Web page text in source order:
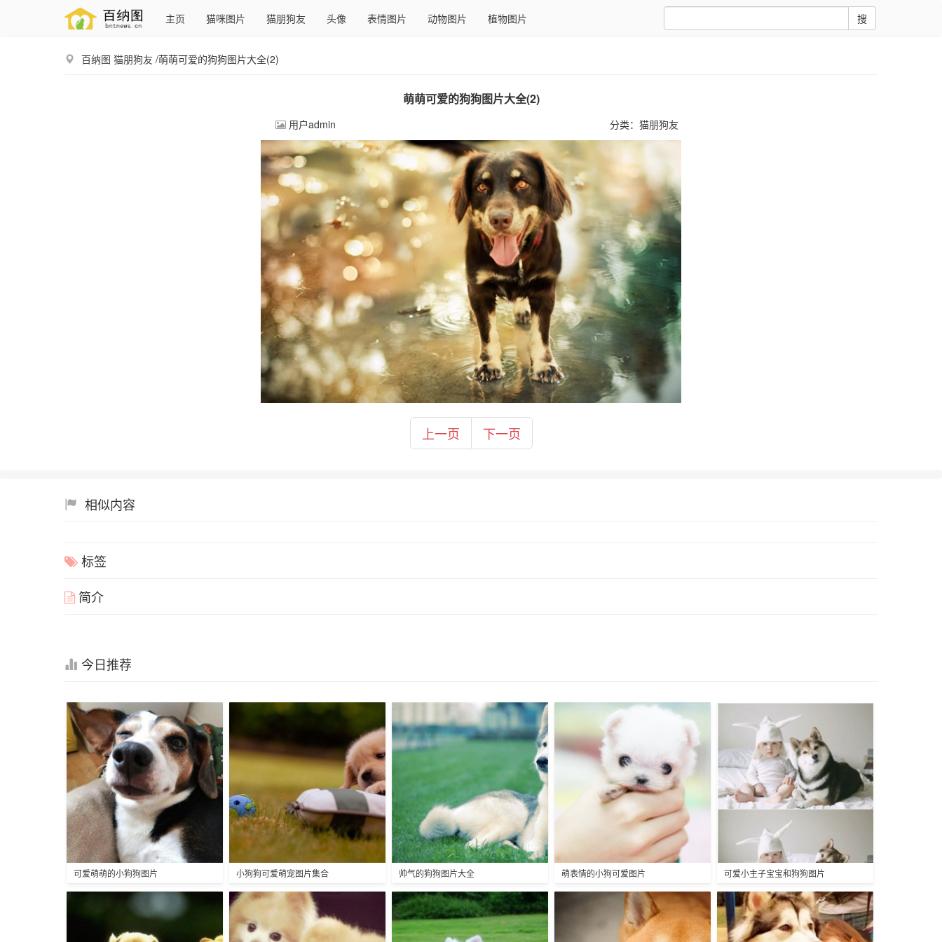
主页 猫咪图片 猫朋狗友 头像 表情图片 动物图片 植物图片 搜
百纳图 猫朋狗友 /萌萌可爱的狗狗图片大全(2)
萌萌可爱的狗狗图片大全(2)
用户admin 分类：猫朋狗友
上一页 下一页
相似内容
标签
简介
今日推荐
可爱萌萌的小狗狗图片 小狗狗可爱萌宠图片集合 帅气的狗狗图片大全 萌表情的小狗可爱图片 可爱小主子宝宝和狗狗图片